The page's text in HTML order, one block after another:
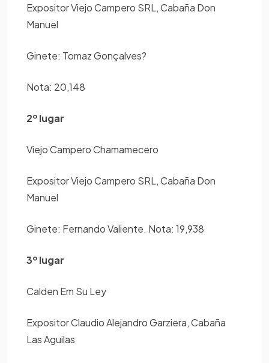
Expositor Viejo Campero SRL, Cabaña Don
Manuel
Ginete: Tomaz Gonçalves?
Nota: 20,148
2º lugar
Viejo Campero Chamamecero
Expositor Viejo Campero SRL, Cabaña Don
Manuel
Ginete: Fernando Valiente. Nota: 19,938
3º lugar
Calden Em Su Ley
Expositor Claudio Alejandro Garziera, Cabaña
Las Aguilas